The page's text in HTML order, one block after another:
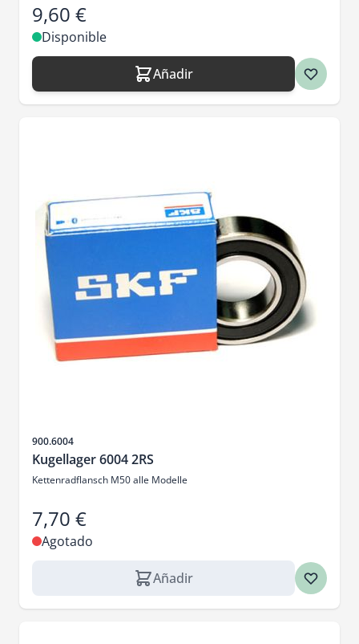
9,60 €
Disponible
Añadir
SKU
900.6004
Kugellager 6004 2RS
Kettenradflansch M50 alle Modelle
7,70 €
Agotado
Añadir